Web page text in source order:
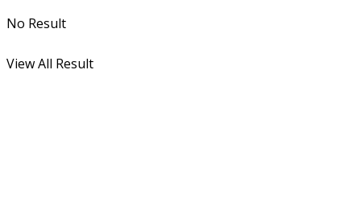
No Result
View All Result